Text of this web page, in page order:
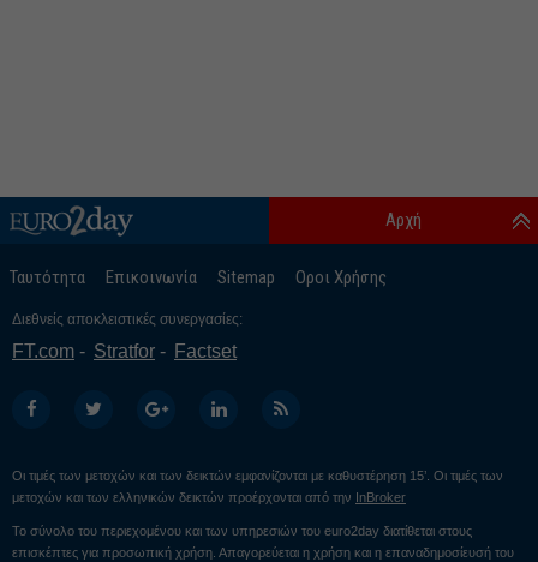
Ταυτότητα Επικοινωνία Sitemap Οροι Χρήσης
Αρχή
Διεθνείς αποκλειστικές συνεργασίες:
FT.com Stratfor Factset
Οι τιμές των μετοχών και των δεικτών εμφανίζονται με καθυστέρηση 15’. Οι τιμές των
μετοχών και των ελληνικών δεικτών προέρχονται από την InBroker
Το σύνολο του περιεχομένου και των υπηρεσιών του euro2day διατίθεται στους
επισκέπτες για προσωπική χρήση. Απαγορεύεται η χρήση και η επαναδημοσίευσή του